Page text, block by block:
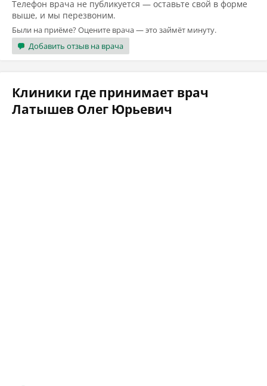
Телефон врача не публикуется — оставьте свой в форме
выше, и мы перезвоним.
Были на приёме? Оцените врача — это займёт минуту.
Добавить отзыв на врача
Клиники где принимает врач
Латышев Олег Юрьевич